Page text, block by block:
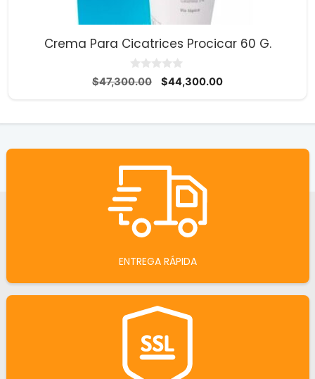
Crema Para Cicatrices Procicar 60 G.
0
d
$47,300.00
El
era:
$44,300.00El
es:
ENTREGA RÁPIDA